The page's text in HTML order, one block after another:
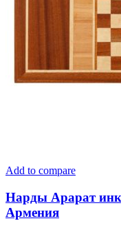
Add to compare
Нарды Арарат
Армения